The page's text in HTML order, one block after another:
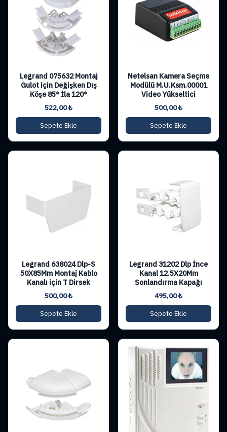
Legrand 075632 Montaj
Gulot için Değişken Dış
Köşe 85° İla 120°
522,00₺
Sepete Ekle
Netelsan Kamera Seçme
Modülü M.U.Ksm.00001
Video Yükseltici
500,00₺
Sepete Ekle
Legrand 638024 Dlp-S
50X85Mm Montaj Kablo
Kanalı için T Dirsek
500,00₺
Sepete Ekle
Legrand 31202 Dlp İnce
Kanal 12.5X20Mm
Sonlandırma Kapağı
495,00₺
Sepete Ekle